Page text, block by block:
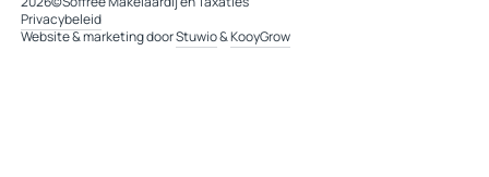
Privacybeleid
Website & marketing doorStuwio&KooyGrow